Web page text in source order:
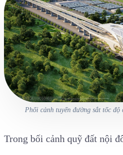
Phối cảnh tuyến đường sắt tốc độ
Trong bối cảnh quỹ đất nội